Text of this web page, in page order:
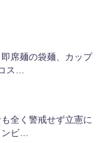
即席麺の袋麺、カップ
ス…
全く警戒せず立憲に
ビ…